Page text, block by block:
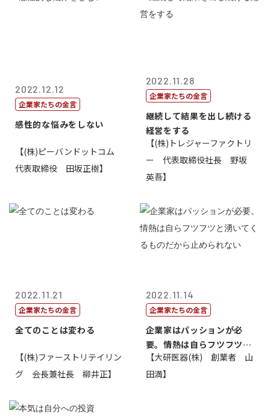
2022.12.12
企業家たちの金言
感性的な悩みをしない
【(株)ピーバンドットコム
代表取締役 田坂正樹】
2022.11.28
企業家たちの金言
継続して結果を出し続ける
経営をする
【(株)トレジャーファクトリ
ー 代表取締役社長 野坂
英吾】
2022.11.21
企業家たちの金言
全てのことは変わる
【(株)ファーストリテイリン
グ 会長兼社長 柳井正】
2022.11.14
企業家たちの金言
企業家はパッションが必
要。情熱は自らフツフツと
湧いてくるもの...
【大研医器(株) 創業者 山
田満】